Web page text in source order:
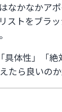
なかなかア
ストをブラ
体性」「絶
ら良いのか